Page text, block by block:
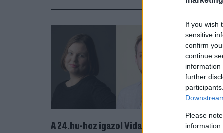
If you wish
sensitive
confirm
continue
information
further
Please
information
A 24.hu-hoz igazol Vida Kamilla „Ez a